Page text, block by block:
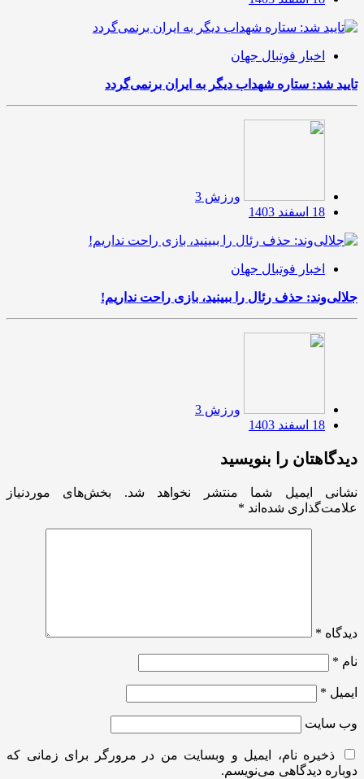
اخبار فوتبال جهان
تایید شد: ستاره شهداب دیگر به ایران برنمی‌گردد
ورزش 3
18 اسفند 1403
اخبار فوتبال جهان
جلالی‌وند: حذف رئال را ببینید، بازی راحت نداریم!
ورزش 3
18 اسفند 1403
دیدگاهتان را بنویسید
نشانی ایمیل شما منتشر نخواهد شد.
بخش‌های موردنیاز
علامت‌گذاری شده‌اند *
دیدگاه *
نام *
ایمیل *
وب‌ سایت
ذخیره نام، ایمیل و وبسایت من در مرورگر برای زمانی که
دوباره دیدگاهی می‌نویسم.